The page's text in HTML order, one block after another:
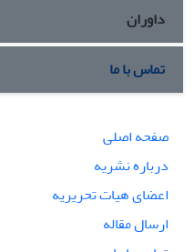
داوران
تماس با ما
صفحه اصلی
درباره نشریه
اعضای هیات تحریریه
ارسال مقاله